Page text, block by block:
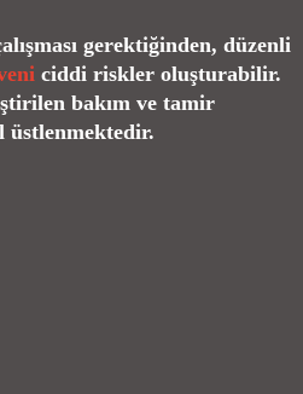
gerektiğinden, düzenli
ciddi riskler oluşturabilir.
bakım ve tamir
üstlenmektedir.